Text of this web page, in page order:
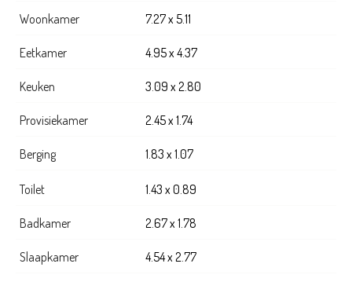
Woonkamer 7.27 x 5.11
Eetkamer 4.95 x 4.37
Keuken 3.09 x 2.80
Provisiekamer 2.45 x 1.74
Berging 1.83 x 1.07
Toilet 1.43 x 0.89
Badkamer 2.67 x 1.78
Slaapkamer 4.54 x 2.77